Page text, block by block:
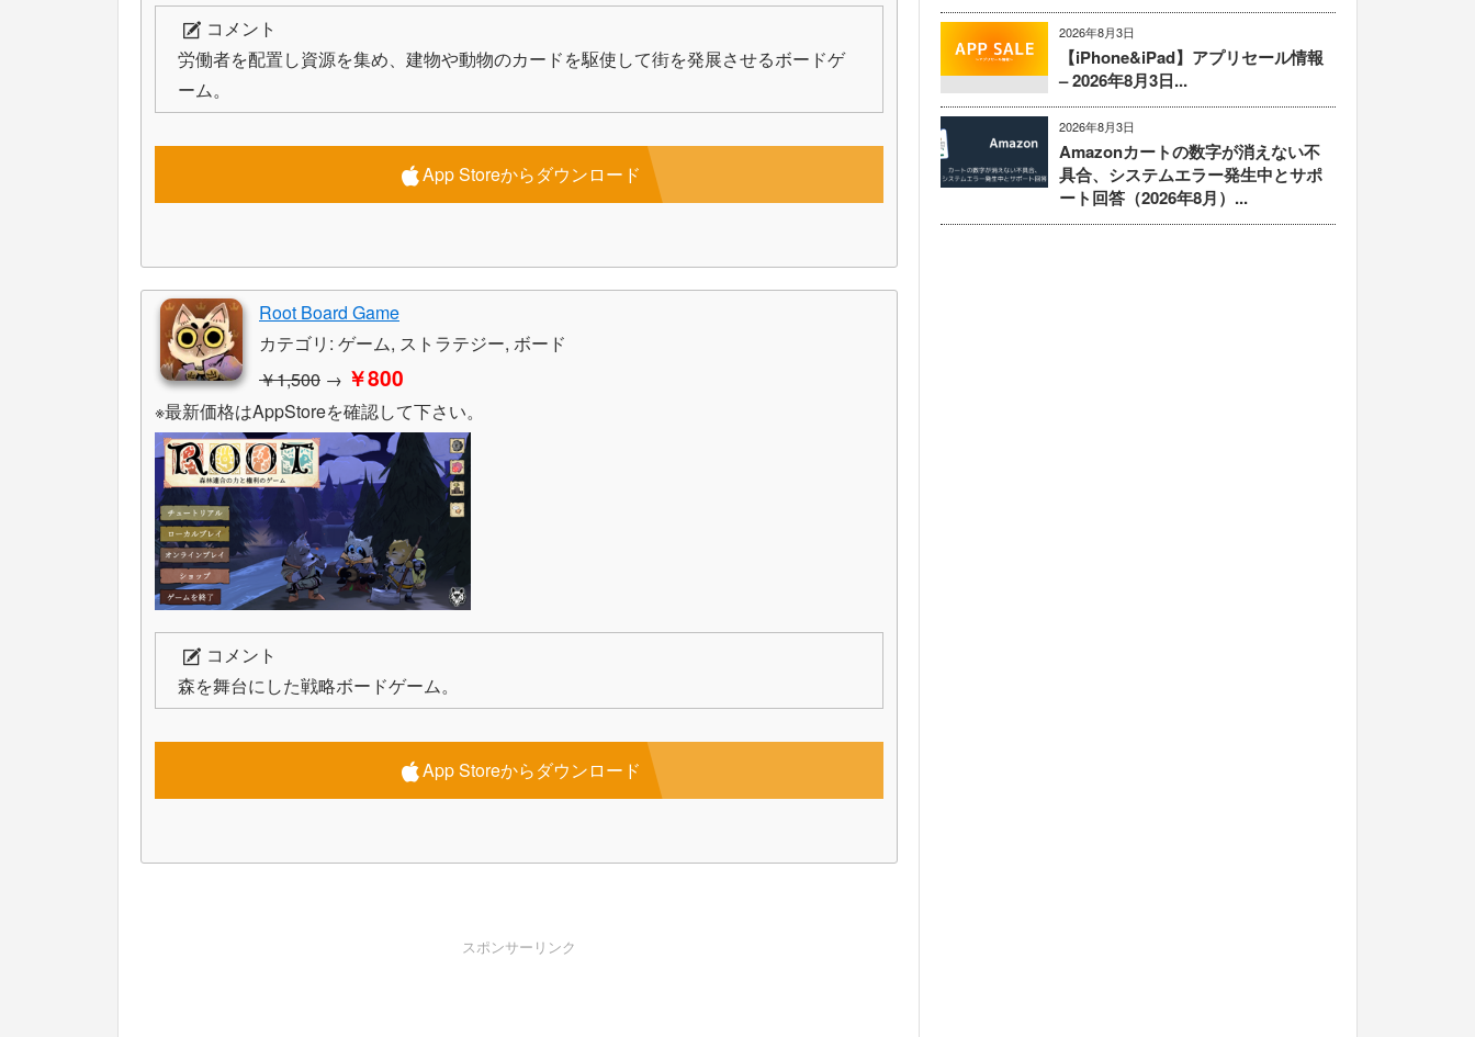
コメント
労働者を配置し資源を集め、建物や動物のカードを駆使して街を発展させるボードゲ
ーム。
App Storeからダウンロード
Root Board Game
カテゴリ: ゲーム, ストラテジー, ボード
￥1,500 → ￥800
※最新価格はAppStoreを確認して下さい。
コメント
森を舞台にした戦略ボードゲーム。
App Storeからダウンロード
スポンサーリンク
2026年8月3日
【iPhone&iPad】アプリセール情報
– 2026年8月3日...
2026年8月3日
Amazonカートの数字が消えない不
具合、システムエラー発生中とサポ
ート回答（2026年8月）...